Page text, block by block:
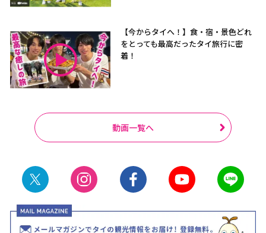
【今からタイへ！】食・宿・景色どれ
をとっても最高だったタイ旅行に密
着！
動画一覧へ